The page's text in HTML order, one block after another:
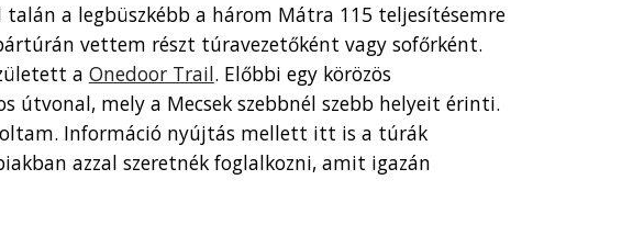
talán a legbüszkébb a három Mátra 115 teljesítésemre
vettem részt túravezetőként vagy sofőrként.
a Onedoor Trail. Előbbi egy körözös
útvonal, mely a Mecsek szebbnél szebb helyeit érinti.
Információ nyújtás mellett itt is a túrák
azzal szeretnék foglalkozni, amit igazán